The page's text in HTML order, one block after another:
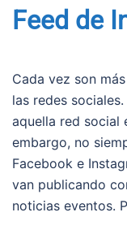
Feed de
Cada vez son
las redes
aquella red social
embargo, no
Facebook e
van publicando
noticias eventos.